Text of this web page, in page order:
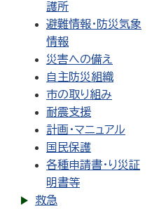
護所
避難情報・防災気象
情報
災害への備え
自主防災組織
市の取り組み
耐震支援
計画・マニュアル
国民保護
各種申請書・り災証
明書等
救急